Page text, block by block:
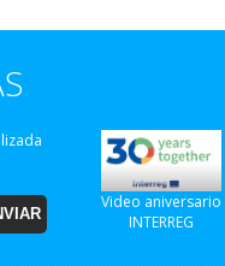
Video aniversario
INTERREG